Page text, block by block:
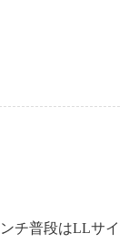
チ普段はLLサイ